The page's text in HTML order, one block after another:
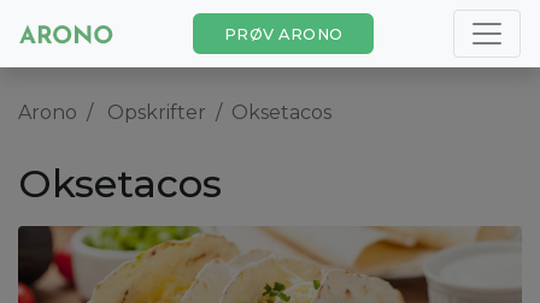
PRØV ARONO
Arono Opskrifter Oksetacos
Oksetacos